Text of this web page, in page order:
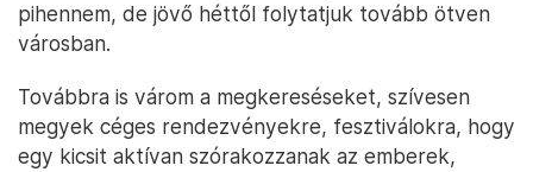
pihennem, de jövő héttől folytatjuk tovább ötven
városban.
Továbbra is várom a megkereséseket, szívesen
megyek céges rendezvényekre, fesztiválokra, hogy
egy kicsit aktívan szórakozzanak az emberek,